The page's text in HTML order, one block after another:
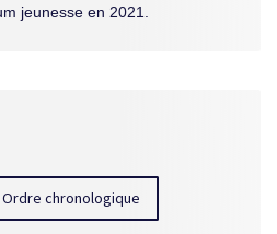
jeunesse en 2021.
Ordre chronologique